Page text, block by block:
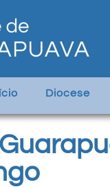
Diocese